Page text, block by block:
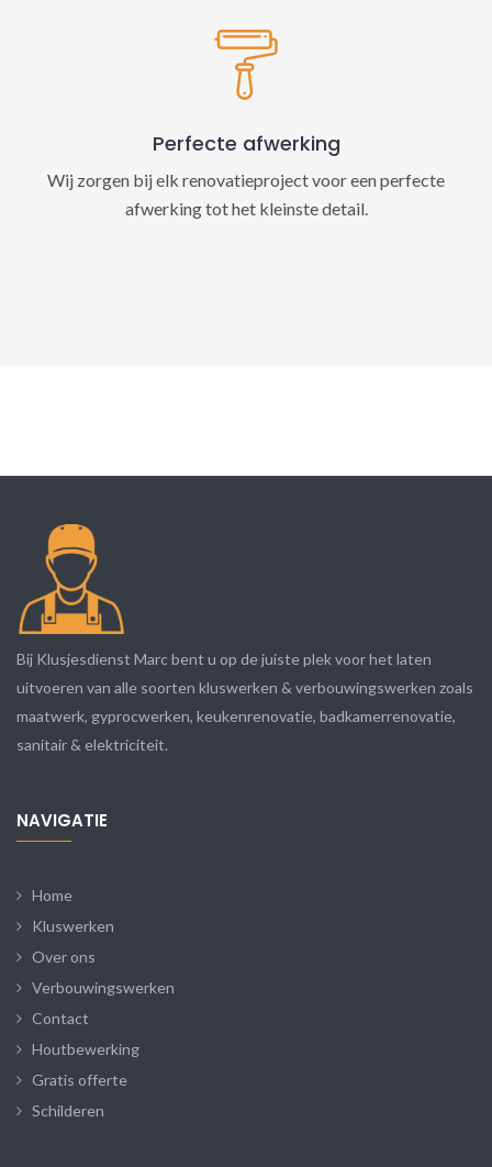
Perfecte afwerking
Wij zorgen bij elk renovatieproject voor een perfecte
afwerking tot het kleinste detail.
Bij Klusjesdienst Marc bent u op de juiste plek voor het laten
uitvoeren van alle soorten kluswerken & verbouwingswerken zoals
maatwerk, gyprocwerken, keukenrenovatie, badkamerrenovatie,
sanitair & elektriciteit.
NAVIGATIE
Home
Kluswerken
Over ons
Verbouwingswerken
Contact
Houtbewerking
Gratis offerte
Schilderen